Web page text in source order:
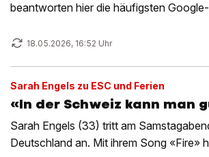
beantworten hier die häufigsten
18.05.2026, 16:52 Uhr
Sarah Engels zu ESC und Ferien
«In der Schweiz kann man
Sarah Engels (33) tritt am
Deutschland an. Mit ihrem Song «Fire»